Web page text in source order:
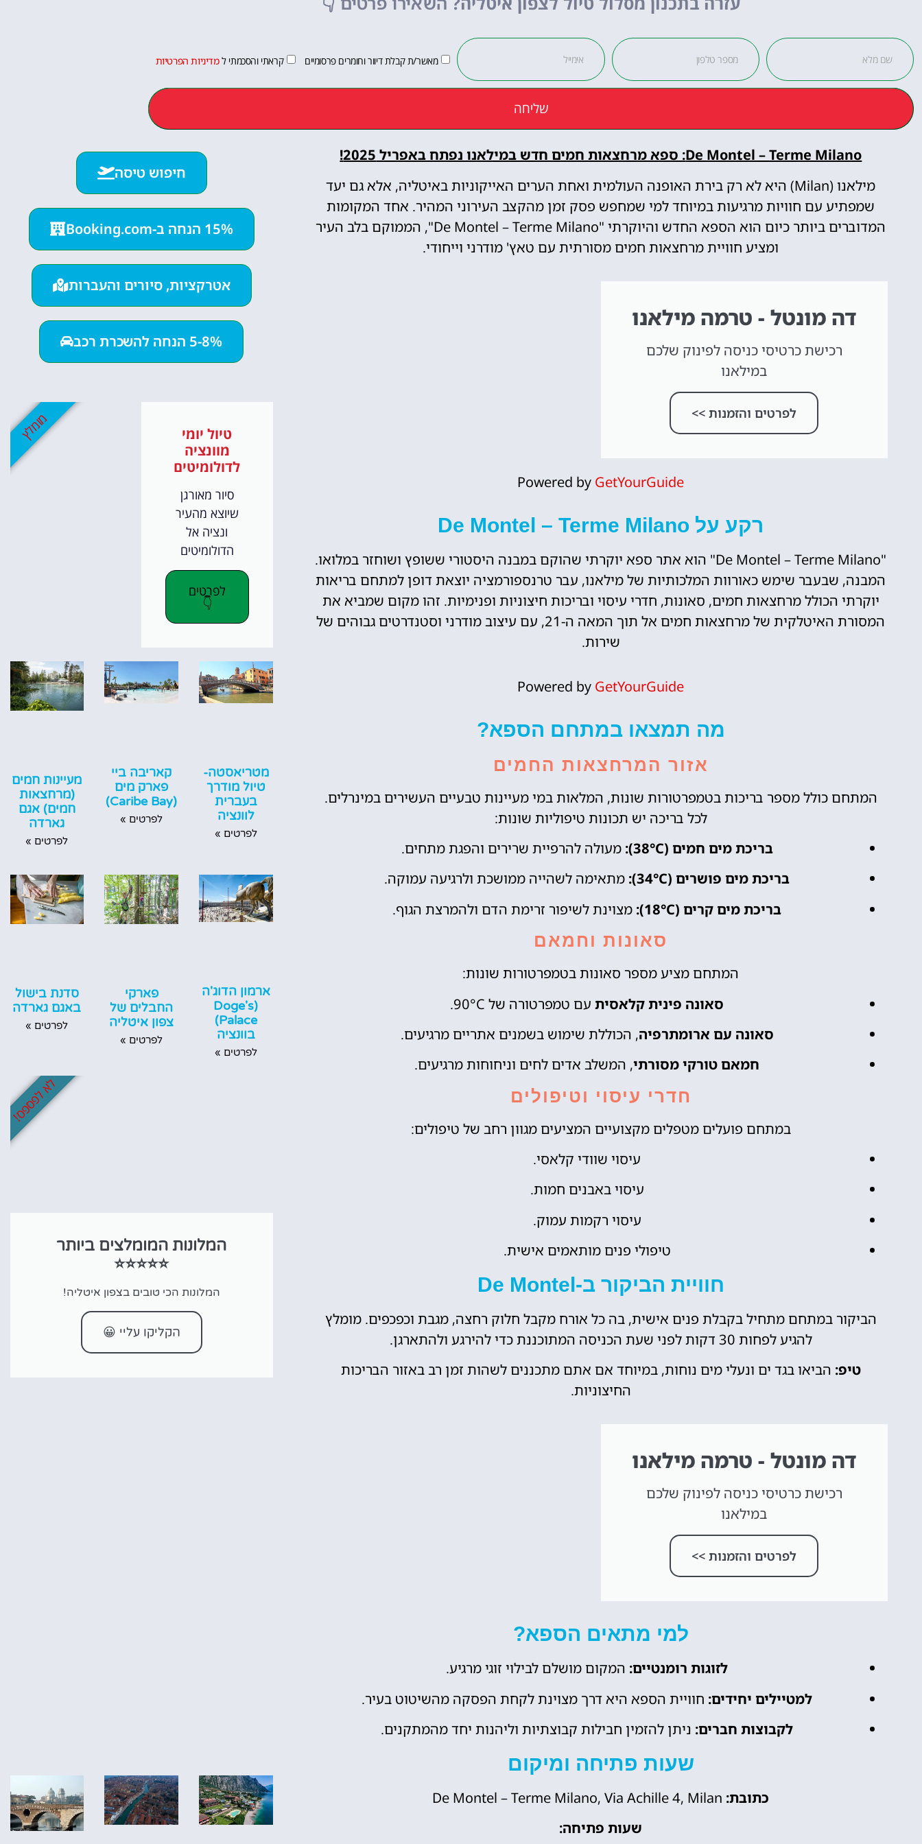
לחצו פה!
מאשר/ת קבלת דיוור וחומרים פרסומיים קראתי והסכמתי למדיניות הפרטיות
שליחה
De Montel – Terme Milano: ספא מרחצאות חמים חדש במילאנו נפתח באפריל 2025!
מילאנו (Milan) היא לא רק בירת האופנה העולמית ואחת הערים האייקוניות באיטליה, אלא גם יעד
שמפתיע עם חוויות מרגיעות במיוחד למי שמחפש פסק זמן מהקצב העירוני המהיר. אחד המקומות
המדוברים ביותר כיום הוא הספא החדש והיוקרתי "De Montel – Terme Milano", הממוקם בלב העיר
ומציע חוויית מרחצאות חמים מסורתית עם טאץ' מודרני וייחודי.
דה מונטל - טרמה מילאנו
רכישת כרטיסי כניסה לפינוק שלכם
במילאנו
לפרטים והזמנות >>
Powered by GetYourGuide
רקע על De Montel – Terme Milano
"De Montel – Terme Milano" הוא אתר ספא יוקרתי שהוקם במבנה היסטורי ששופץ ושוחזר במלואו.
המבנה, שבעבר שימש כאורוות המלכותיות של מילאנו, עבר טרנספורמציה יוצאת דופן למתחם בריאות
יוקרתי הכולל מרחצאות חמים, סאונות, חדרי עיסוי ובריכות חיצוניות ופנימיות. זהו מקום שמביא את
המסורת האיטלקית של מרחצאות חמים אל תוך המאה ה-21, עם עיצוב מודרני וסטנדרטים גבוהים של
שירות.
Powered by GetYourGuide
מה תמצאו במתחם הספא?
אזור המרחצאות החמים
המתחם כולל מספר בריכות בטמפרטורות שונות, המלאות במי מעיינות טבעיים העשירים במינרלים.
לכל בריכה יש תכונות טיפוליות שונות:
בריכת מים חמים (38°C):
מעולה להרפיית שרירים והפגת מתחים.
בריכת מים פושרים (34°C):
מתאימה לשהייה ממושכת ולרגיעה עמוקה.
בריכת מים קרים (18°C):
מצוינת לשיפור זרימת הדם ולהמרצת הגוף.
סאונות וחמאם
המתחם מציע מספר סאונות בטמפרטורות שונות:
סאונה פינית קלאסיתעם טמפרטורה של 90°C.
סאונה עם ארומתרפיה, הכוללת שימוש בשמנים אתריים מרגיעים.
חמאם טורקי מסורתי, המשלב אדים לחים וניחוחות מרגיעים.
חדרי עיסוי וטיפולים
במתחם פועלים מטפלים מקצועיים המציעים מגוון רחב של טיפולים:
עיסוי שוודי קלאסי.
עיסוי באבנים חמות.
עיסוי רקמות עמוק.
טיפולי פנים מותאמים אישית.
חוויית הביקור ב-De Montel
הביקור במתחם מתחיל בקבלת פנים אישית, בה כל אורח מקבל חלוק רחצה, מגבת וכפכפים. מומלץ
להגיע לפחות 30 דקות לפני שעת הכניסה המתוכננת כדי להירגע ולהתארגן.
טיפ: הביאו בגד ים ונעלי מים נוחות, במיוחד אם אתם מתכננים לשהות זמן רב באזור הבריכות
החיצוניות.
דה מונטל - טרמה מילאנו
רכישת כרטיסי כניסה לפינוק שלכם
במילאנו
לפרטים והזמנות >>
למי מתאים הספא?
לזוגות רומנטיים: המקום מושלם לבילוי זוגי מרגיע.
למטיילים יחידים: חוויית הספא היא דרך מצוינת לקחת הפסקה מהשיטוט בעיר.
לקבוצות חברים: ניתן להזמין חבילות קבוצתיות וליהנות יחד מהמתקנים.
שעות פתיחה ומיקום
כתובת:
שעות פתיחה:
חיפוש טיסה
15% הנחה ב-Booking.com
אטרקציות, סיורים והעברות
5-8% הנחה להשכרת רכב
טיול יומי
מוונציה
לדולומיטים
סיור מאורגן
שיוצא מהעיר
ונציה אל
הדולומיטים
לפרטים
👇
מומלץ
מטריאסטה-
טיול מודרך
בעברית
לוונציה
לפרטים »
קאריבה ביי
פארק מים
(Caribe Bay)
לפרטים »
מעיינות חמים
(מרחצאות
חמים) אגם
גארדה
לפרטים »
ארמון הדוג'ה
(Doge's
Palace)
בוונציה
לפרטים »
פארקי
החבלים של
צפון איטליה
לפרטים »
סדנת בישול
באגם גארדה
לפרטים »
המלונות המומלצים ביותר
⭐⭐⭐⭐⭐
המלונות הכי טובים בצפון איטליה!
הקליקו עליי 😀
לא לפספס!